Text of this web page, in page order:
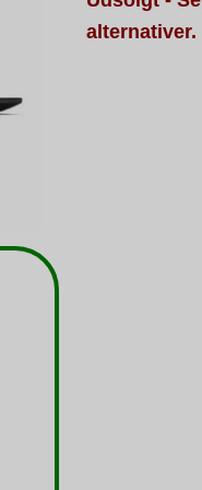
alternativer.